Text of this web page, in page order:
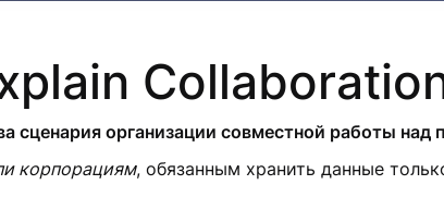
сценария организации совместной работы над
корпорациям, обязанным хранить данные